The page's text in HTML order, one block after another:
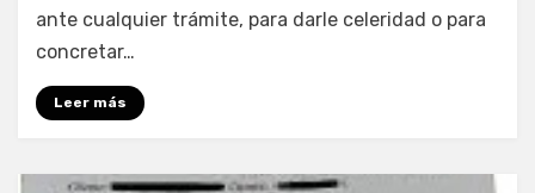
ante cualquier trámite, para darle celeridad o para
concretar…
Leer más